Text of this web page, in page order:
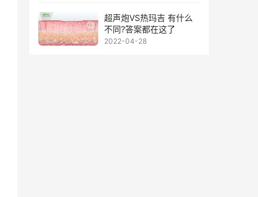
超声炮VS热玛吉 有什么
不同?答案都在这了
2022-04-28